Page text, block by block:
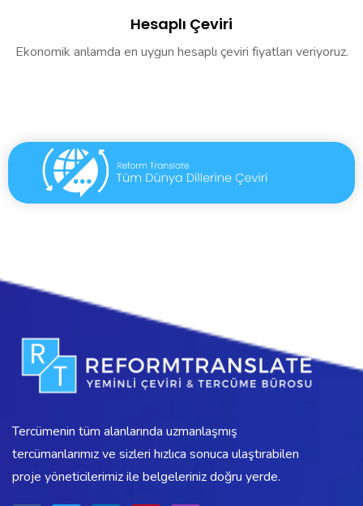
Hesaplı Çeviri
Ekonomik anlamda en uygun hesaplı çeviri fiyatları veriyoruz.
Tercümenin tüm alanlarında uzmanlaşmış
tercümanlarımız ve sizleri hızlıca sonuca ulaştırabilen
proje yöneticilerimiz ile belgeleriniz doğru yerde.